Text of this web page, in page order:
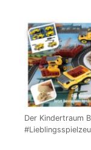
Der Kindertraum